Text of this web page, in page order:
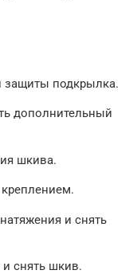
защиты подкрылка.
дополнительный
шкива.
и снять
и снять шкив.